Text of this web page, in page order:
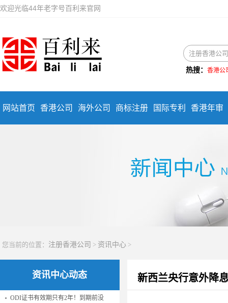
欢迎光临44年老字号百利来官网
热搜： 香港公
网站首页 香港公司 海外公司 商标注册 国际专利 香港年审
您当前的位置： 注册香港公司 > 资讯中心 >
资讯中心动态
ODI证书有效期只有2年！到期前没
新西兰央行意外降